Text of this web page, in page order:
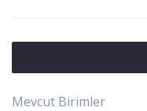
Mevcut Birimler